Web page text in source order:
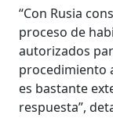
“Con Rusia
proceso de
autorizados
procedimiento
es bastante
respuesta”,